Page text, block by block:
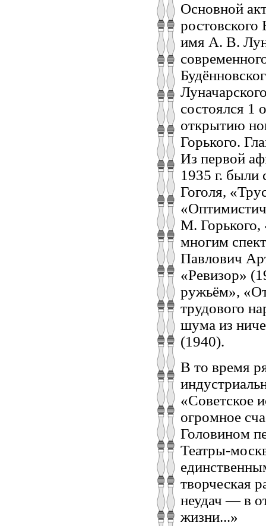
Основной
имя А. В.
состоялся 1
открытию
Горького.
Из первой
1935 г. были
Гоголя,
М.
многим
Павлович
«Ревизор»
ружьём»,
трудового
шума из
(1940).
В то время
«Советское
огромное
Головином
Театры-
творческая
неудач — в
жизни...»